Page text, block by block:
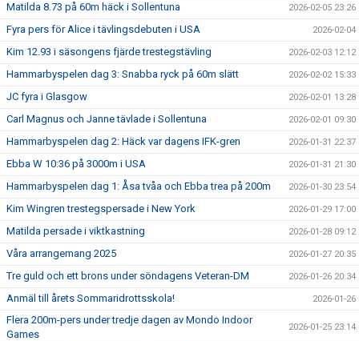
Matilda 8.73 på 60m häck i Sollentuna 2026-02-05 23:26
Fyra pers för Alice i tävlingsdebuten i USA 2026-02-04
Kim 12.93 i säsongens fjärde trestegstävling 2026-02-03 12:12
Hammarbyspelen dag 3: Snabba ryck på 60m slätt 2026-02-02 15:33
JC fyra i Glasgow 2026-02-01 13:28
Carl Magnus och Janne tävlade i Sollentuna 2026-02-01 09:30
Hammarbyspelen dag 2: Häck var dagens IFK-gren 2026-01-31 22:37
Ebba W 10:36 på 3000m i USA 2026-01-31 21:30
Hammarbyspelen dag 1: Åsa tvåa och Ebba trea på 200m 2026-01-30 23:54
Kim Wingren trestegspersade i New York 2026-01-29 17:00
Matilda persade i viktkastning 2026-01-28 09:12
Våra arrangemang 2025 2026-01-27 20:35
Tre guld och ett brons under söndagens Veteran-DM 2026-01-26 20:34
Anmäl till årets Sommaridrottsskola! 2026-01-26
Flera 200m-pers under tredje dagen av Mondo Indoor
Games
2026-01-25 23:14